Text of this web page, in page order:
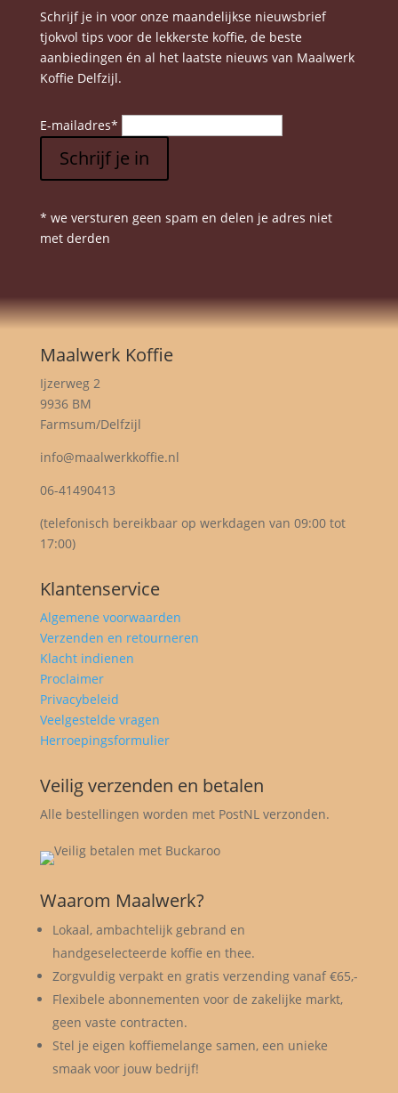
Schrijf je in voor onze maandelijkse nieuwsbrief
tjokvol tips voor de lekkerste koffie, de beste
aanbiedingen én al het laatste nieuws van Maalwerk
Koffie Delfzijl.
E-mailadres*
Schrijf je in
* we versturen geen spam en delen je adres niet
met derden
Maalwerk Koffie
Ijzerweg 2
9936 BM
Farmsum/Delfzijl
info@maalwerkkoffie.nl
06-41490413
(telefonisch bereikbaar op werkdagen van 09:00 tot
17:00)
Klantenservice
Algemene voorwaarden
Verzenden en retourneren
Klacht indienen
Proclaimer
Privacybeleid
Veelgestelde vragen
Herroepingsformulier
Veilig verzenden en betalen
Alle bestellingen worden met PostNL verzonden.
Waarom Maalwerk?
Lokaal, ambachtelijk gebrand en
handgeselecteerde koffie en thee.
Zorgvuldig verpakt en gratis verzending vanaf €65,-
Flexibele abonnementen voor de zakelijke markt,
geen vaste contracten.
Stel je eigen koffiemelange samen, een unieke
smaak voor jouw bedrijf!